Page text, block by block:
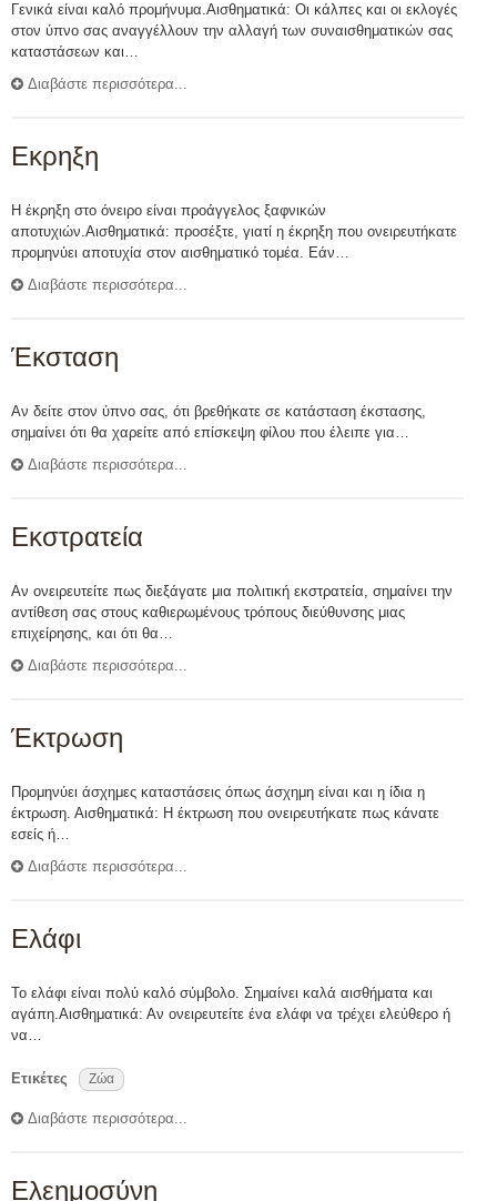
Γενικά είναι καλό προμήνυμα.Αισθηματικά: Οι κάλπες και οι εκλογές
στον ύπνο σας αναγγέλλουν την αλλαγή των συναισθηματικών σας
καταστάσεων και…
Διαβάστε περισσότερα...
Εκρηξη
Η έκρηξη στο όνειρο είναι προάγγελος ξαφνικών
αποτυχιών.Αισθηματικά: προσέξτε, γιατί η έκρηξη που ονειρευτήκατε
προμηνύει αποτυχία στον αισθηματικό τομέα. Εάν…
Διαβάστε περισσότερα...
Έκσταση
Αν δείτε στον ύπνο σας, ότι βρεθήκατε σε κατάσταση έκστασης,
σημαίνει ότι θα χαρείτε από επίσκεψη φίλου που έλειπε για…
Διαβάστε περισσότερα...
Εκστρατεία
Αν ονειρευτείτε πως διεξάγατε μια πολιτική εκστρατεία, σημαίνει την
αντίθεση σας στους καθιερωμένους τρόπους διεύθυνσης μιας
επιχείρησης, και ότι θα…
Διαβάστε περισσότερα...
Έκτρωση
Προμηνύει άσχημες καταστάσεις όπως άσχημη είναι και η ίδια η
έκτρωση. Αισθηματικά: Η έκτρωση που ονειρευτήκατε πως κάνατε
εσείς ή…
Διαβάστε περισσότερα...
Ελάφι
Το ελάφι είναι πολύ καλό σύμβολο. Σημαίνει καλά αισθήματα και
αγάπη.Αισθηματικά: Αν ονειρευτείτε ένα ελάφι να τρέχει ελεύθερο ή
να…
Ετικέτες Ζώα
Διαβάστε περισσότερα...
Ελεημοσύνη